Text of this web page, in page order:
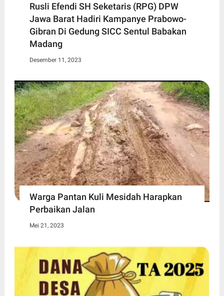
Rusli Efendi SH Seketaris (RPG) DPW
Jawa Barat Hadiri Kampanye Prabowo-
Gibran Di Gedung SICC Sentul Babakan
Madang
Desember 11, 2023
Warga Pantan Kuli Mesidah Harapkan
Perbaikan Jalan
Mei 21, 2023